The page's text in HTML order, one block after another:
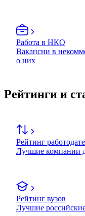
Работа в НКО
Вакансии в
о них
Рейтинги и
Рейтинг
Лучшие компании
Рейтинг вузов
Лучшие